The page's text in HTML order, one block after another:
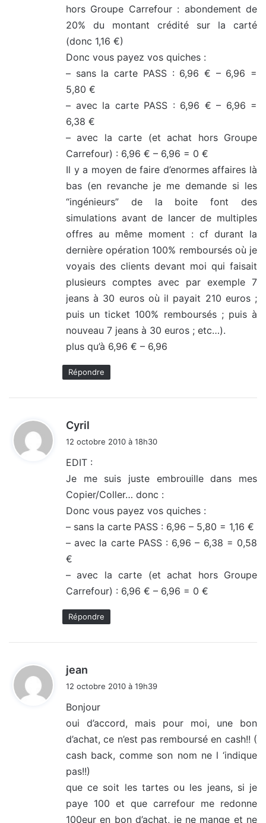
hors Groupe Carrefour : abondement de
20% du montant crédité sur la carté
(donc 1,16 €)
Donc vous payez vos quiches :
– sans la carte PASS : 6,96 € – 6,96 =
5,80 €
– avec la carte PASS : 6,96 € – 6,96 =
6,38 €
– avec la carte (et achat hors Groupe
Carrefour) : 6,96 € – 6,96 = 0 €
Il y a moyen de faire d’enormes affaires là
bas (en revanche je me demande si les
“ingénieurs” de la boite font des
simulations avant de lancer de multiples
offres au même moment : cf durant la
dernière opération 100% remboursés où je
voyais des clients devant moi qui faisait
plusieurs comptes avec par exemple 7
jeans à 30 euros où il payait 210 euros ;
puis un ticket 100% remboursés ; puis à
nouveau 7 jeans à 30 euros ; etc…).
plus qu’à 6,96 € – 6,96
Répondre
Cyril
:
12 octobre 2010 à 18h30
EDIT :
Je me suis juste embrouille dans mes
Copier/Coller… donc :
Donc vous payez vos quiches :
– sans la carte PASS : 6,96 – 5,80 = 1,16 €
– avec la carte PASS : 6,96 – 6,38 = 0,58
€
– avec la carte (et achat hors Groupe
Carrefour) : 6,96 € – 6,96 = 0 €
Répondre
jean
:
12 octobre 2010 à 19h39
Bonjour
oui d’accord, mais pour moi, une bon
d’achat, ce n’est pas remboursé en cash!! (
cash back, comme son nom ne l ‘indique
pas!!)
que ce soit les tartes ou les jeans, si je
paye 100 et que carrefour me redonne
100eur en bon d’achat, je ne mange et ne